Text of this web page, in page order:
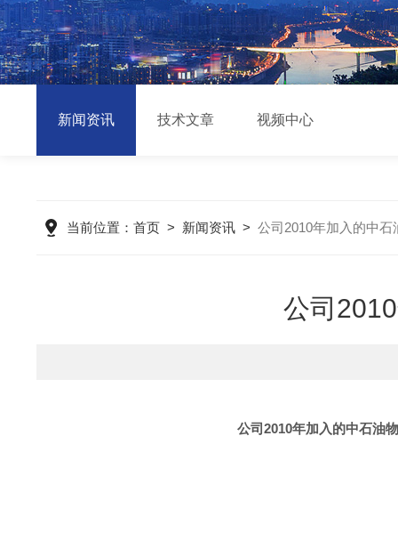
新闻资讯 技术文章 视频中心
当前位置： 首页> 新闻资讯> 公司2010年加入的中
公司
公司2010年加入的中石油